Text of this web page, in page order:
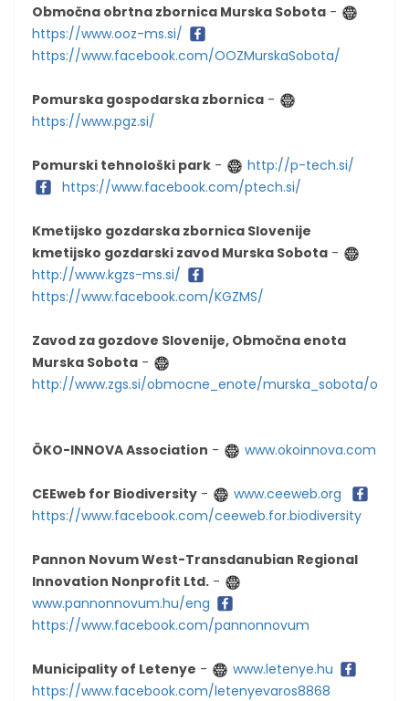
Območna obrtna zbornica Murska Sobota -
https://www.ooz-ms.si/
https://www.facebook.com/OOZMurskaSobota/
Pomurska gospodarska zbornica -
https://www.pgz.si/
Pomurski tehnološki park -
http://p-tech.si/
https://www.facebook.com/ptech.si/
Kmetijsko gozdarska zbornica Slovenije
kmetijsko gozdarski zavod Murska Sobota -
http://www.kgzs-ms.si/
https://www.facebook.com/KGZMS/
Zavod za gozdove Slovenije, Območna enota
Murska Sobota -
http://www.zgs.si/obmocne_enote/murska_sobota/
ÖKO-INNOVA Association - www.okoinnova.com
CEEweb for Biodiversity -
www.ceeweb.org
https://www.facebook.com/ceeweb.for.biodiversity
Pannon Novum West-Transdanubian Regional
Innovation Nonprofit Ltd. -
www.pannonnovum.hu/eng
https://www.facebook.com/pannonnovum
Municipality of Letenye -
www.letenye.hu
https://www.facebook.com/letenyevaros8868